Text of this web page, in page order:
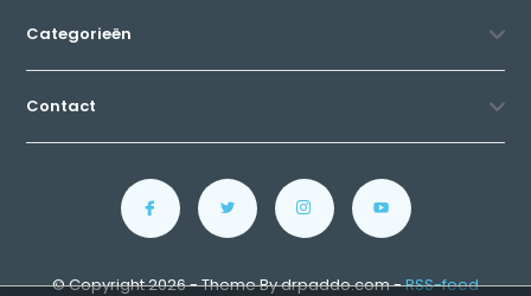
Categorieën
Contact
© Copyright 2026 - Theme By drpaddo.com -RSS-feed